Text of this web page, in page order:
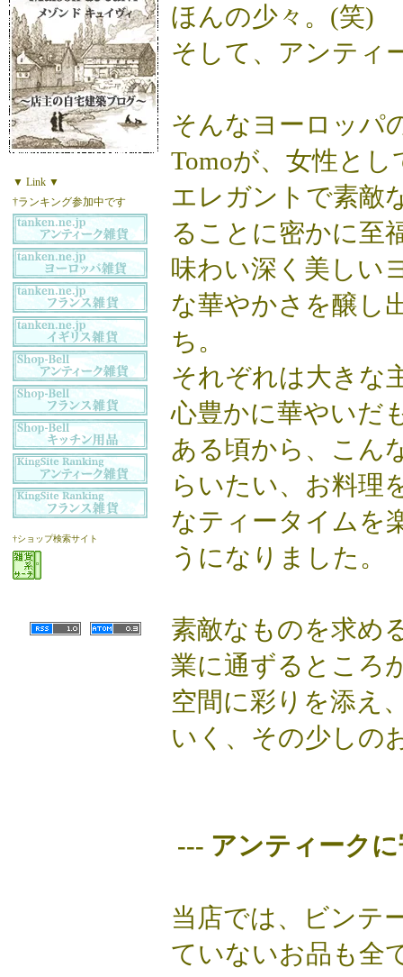
▼ Link ▼
†ランキング参加中です
†ショップ検索サイト
ほんの少々。(笑)
そして、アンティ
そんなヨーロッパ
Tomoが、女性と
エレガントで素敵
ることに密かに至
味わい深く美しい
な華やかさを醸し
ち。
それぞれは大きな
心豊かに華やいだ
ある頃から、こん
らいたい、お料理
なティータイムを
うになりました。
素敵なものを求め
業に通ずるところ
空間に彩りを添え
いく、その少しの
--- アンティーク
当店では、ビンテ
ていないお品も全